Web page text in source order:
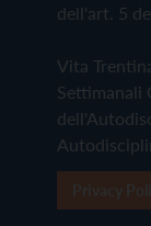
dell'art. 5
Vita
Settimanali